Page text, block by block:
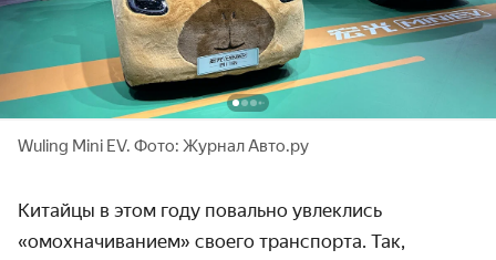
Wuling Mini EV. Фото: Журнал Авто.ру
Китайцы в этом году повально увлеклись
«омохначиванием» своего транспорта. Так,